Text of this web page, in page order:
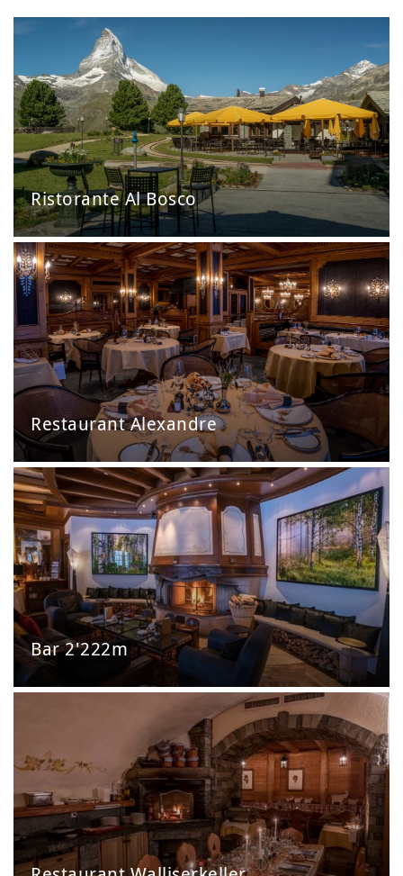
Ristorante Al Bosco
Restaurant Alexandre
Bar 2'222m